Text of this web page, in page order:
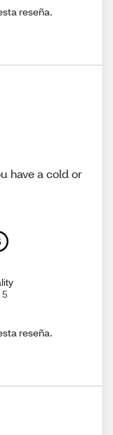
reseña.
have a cold or
5
reseña.